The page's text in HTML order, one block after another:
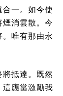
一。如今使
消雲散。今
唯有那由永
抵達。既然
應當激勵我